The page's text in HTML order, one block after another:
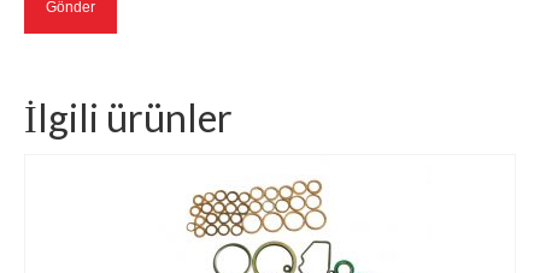
İlgili ürünler